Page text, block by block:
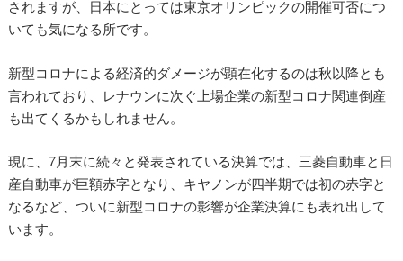
されますが、日本にとっては東京オリンピックの開催可否につ
いても気になる所です。
新型コロナによる経済的ダメージが顕在化するのは秋以降とも
言われており、レナウンに次ぐ上場企業の新型コロナ関連倒産
も出てくるかもしれません。
現に、7月末に続々と発表されている決算では、三菱自動車と日
産自動車が巨額赤字となり、キヤノンが四半期では初の赤字と
なるなど、ついに新型コロナの影響が企業決算にも表れ出して
います。